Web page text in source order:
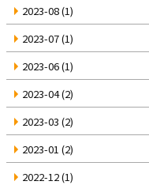
2023-08(1)
2023-07(1)
2023-06(1)
2023-04(2)
2023-03 (2)
2023-01 (2)
2022-12(1)